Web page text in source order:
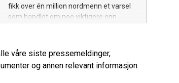
fikk over én million nordmenn et varsel
som handlet om noe viktigere enn
«Ute til nå på Norge-Irak, bør du kanskje
sitte bak?» Som en oppfordring om å la
bilen stå parkert dersom man har vært
våre siste pressemeldinger,
og annen relevant informasjon